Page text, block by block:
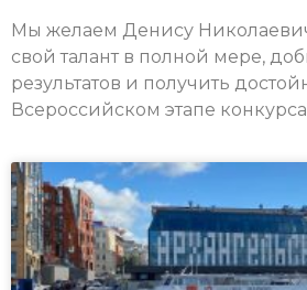
Мы желаем Денису
свой талант в полной мере,
результатов и получить
Всероссийском этапе